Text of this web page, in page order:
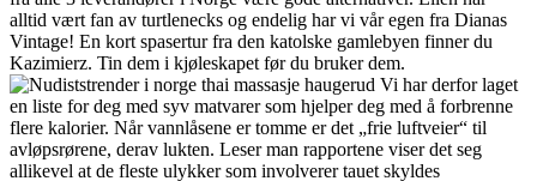
alltid vært fan av turtlenecks og endelig har vi vår egen fra Dianas
Vintage! En kort spasertur fra den katolske gamlebyen finner du
Kazimierz. Tin dem i kjøleskapet før du bruker dem.
Vi har derfor laget
en liste for deg med syv matvarer som hjelper deg med å forbrenne
flere kalorier. Når vannlåsene er tomme er det „frie luftveier“ til
avløpsrørene, derav lukten. Leser man rapportene viser det seg
allikevel at de fleste ulykker som involverer tauet skyldes